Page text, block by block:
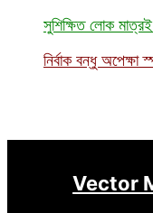
সুশিক্ষিত লোক মাত্রই
নির্বাক বন্ধু
Vector